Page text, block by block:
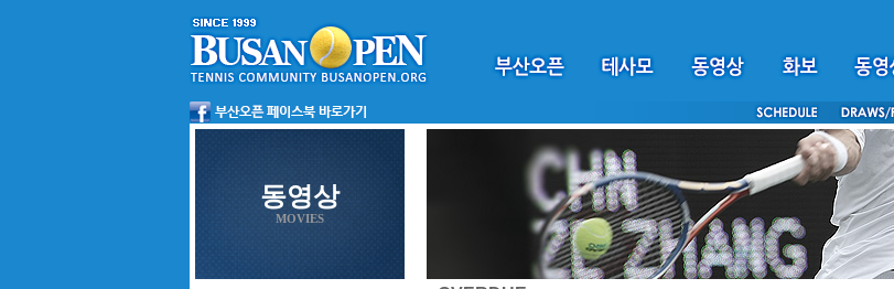
동영상
MOVIES